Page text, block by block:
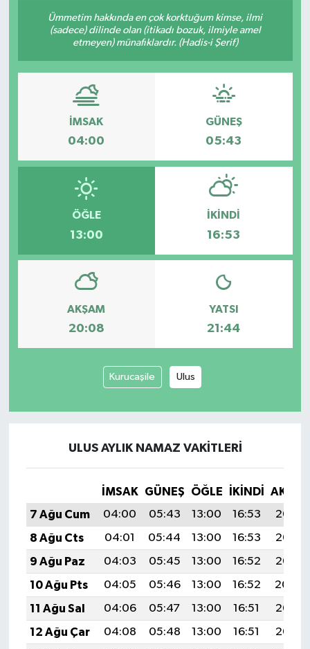
Ümmetim hakkında en çok korktuğum kimse, ilmi
(sadece) dilinde olan (itikadı bozuk, ilmiyle amel
etmeyen) münafıklardır. (Hadis-i Şerif)
İMSAK
04:00
GÜNEŞ
05:43
ÖĞLE
13:00
İKINDI
16:53
AKŞAM
20:08
YATSI
21:44
Kurucaşile Ulus
ULUS AYLIK NAMAZ VAKITLERI
İMSAK GÜNEŞ ÖĞLE İKINDI
7 Ağu Cum
04:00 05:43 13:00 16:53
20:08
8 Ağu Cts
04:01 05:44 13:00 16:53
20:07
9 Ağu Paz
04:03 05:45 13:00 16:52
20:05
10 Ağu Pts
04:05 05:46 13:00 16:52
20:04
11 Ağu Sal
04:06 05:47 13:00 16:51
20:03
12 Ağu Çar
04:08 05:48 13:00 16:51
20:02